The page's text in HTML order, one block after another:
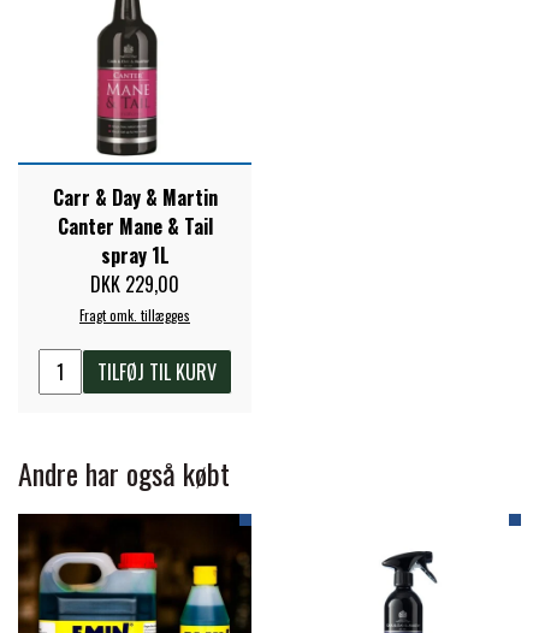
PREMIER EQUINE RYTTER
PHARMACARE
PREMIER EQUINE
STAR TACK
STUD MUFFIN
TIMER GPS
Carr & Day & Martin
Canter Mane & Tail
spray 1L
DKK 229,00
Fragt omk. tillægges
TILFØJ TIL KURV
Andre har også købt